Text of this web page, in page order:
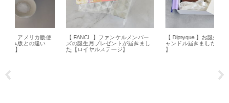
【 FANCL 】ファンケルメンバー
ズの誕生月プレゼントが届きまし
た【ロイヤルステージ】
【 Diptyque 】お誕生日限定特典キ
ャンドル届きました【 Figuier 70ｇ
】